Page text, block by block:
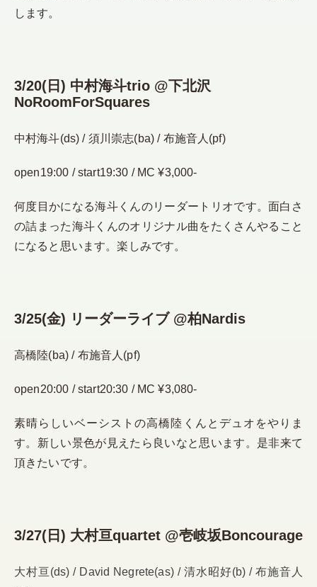
します。
3/20(日) 中村海斗trio @下北沢
NoRoomForSquares
中村海斗(ds) / 須川崇志(ba) / 布施音人(pf)
open19:00 / start19:30 / MC ¥3,000-
何度目かになる海斗くんのリーダートリオです。面白さ
の詰まった海斗くんのオリジナル曲をたくさんやること
になると思います。楽しみです。
3/25(金) リーダーライブ @柏Nardis
高橋陸(ba) / 布施音人(pf)
open20:00 / start20:30 / MC ¥3,080-
素晴らしいベーシストの高橋陸くんとデュオをやりま
す。新しい景色が見えたら良いなと思います。是非来て
頂きたいです。
3/27(日) 大村亘quartet @壱岐坂Boncourage
大村亘(ds) / David Negrete(as) / 清水昭好(b) / 布施音人